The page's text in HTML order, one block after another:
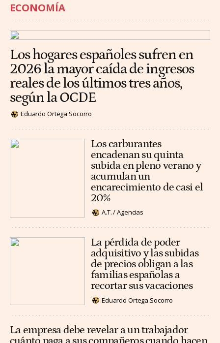
ECONOMÍA
Los hogares españoles sufren en
2026 la mayor caída de ingresos
reales de los últimos tres años,
según la OCDE
Eduardo Ortega Socorro
Los carburantes
encadenan su quinta
subida en pleno verano y
acumulan un
encarecimiento de casi el
20%
A.T. / Agencias
La pérdida de poder
adquisitivo y las subidas
de precios obligan a las
familias españolas a
recortar sus vacaciones
Eduardo Ortega Socorro
La empresa debe revelar a un trabajador